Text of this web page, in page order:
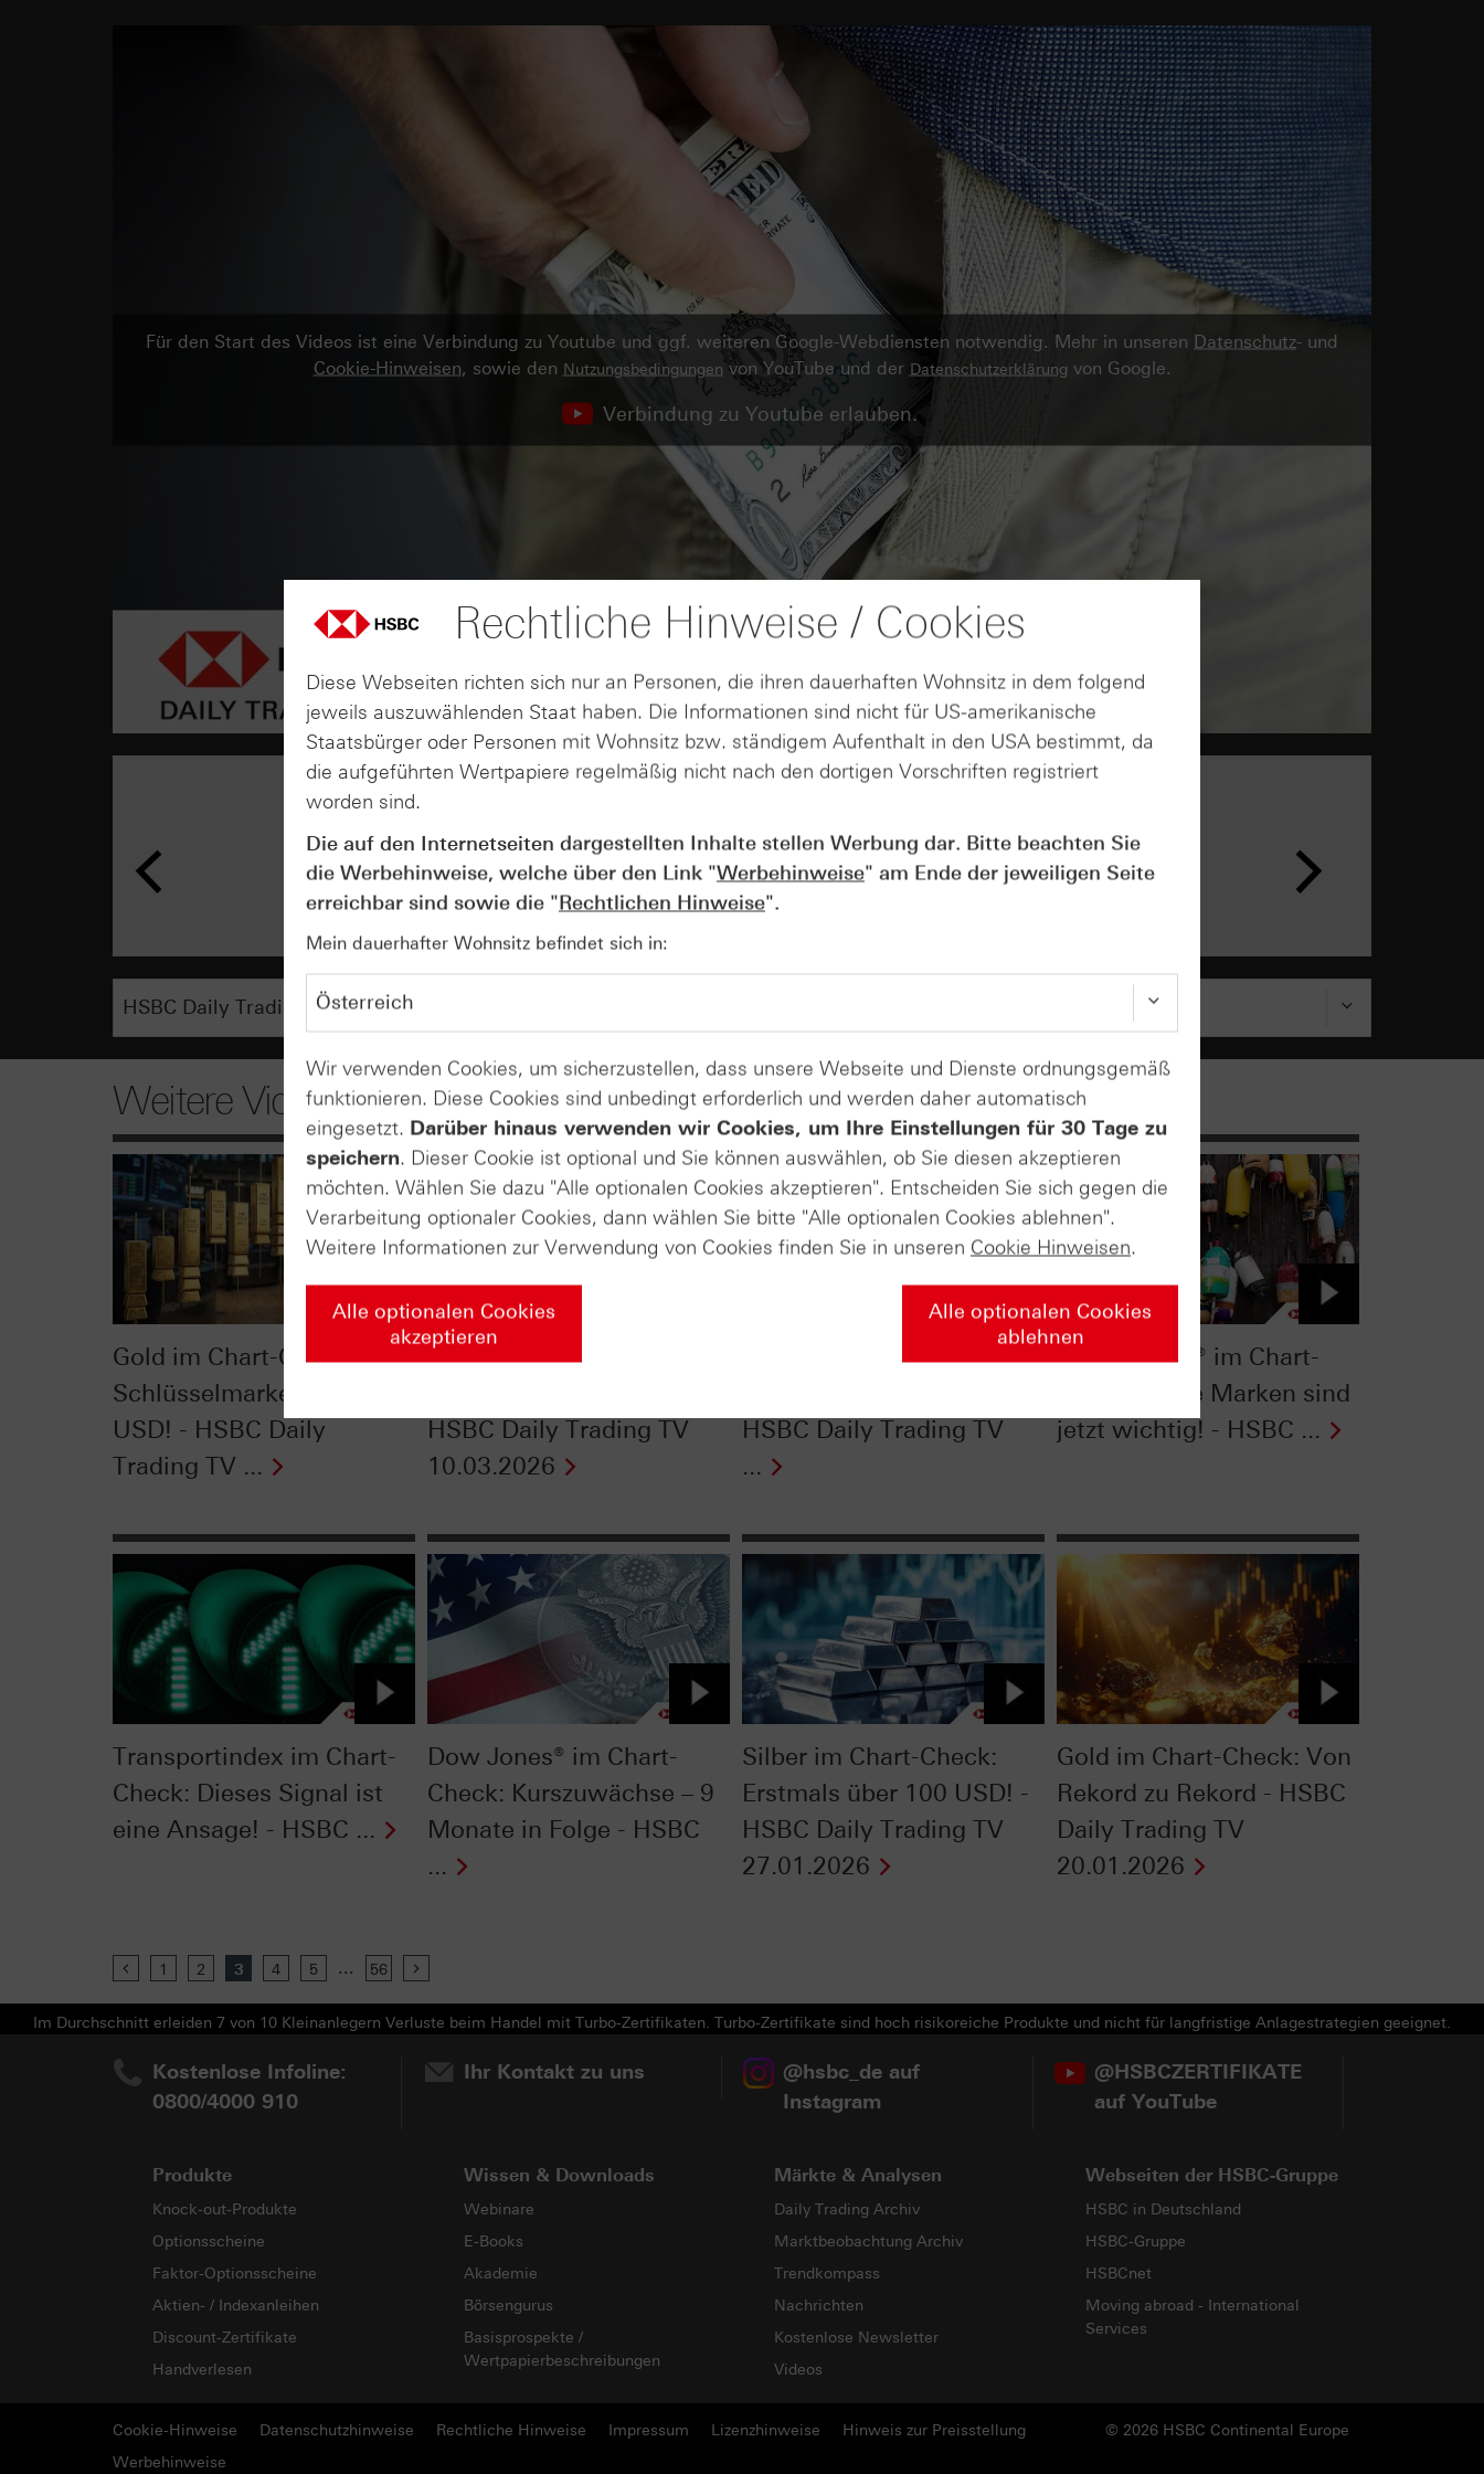
Für den Start des Videos ist eine Verbindung zu Youtube und ggf. weiteren Google-Webdiensten notwendig. Mehr in unseren Datenschutz- und
Cookie-Hinweisen, sowie den Nutzungsbedingungen von YouTube und der Datenschutzerklärung von Google.
Verbindung zu Youtube erlauben.
07
Wie lange bleibt der DAX® in
Rekordlaune? - ntv Zertifikate
07.08.26
Weitere Videos
Gold im Chart-Check:
Schlüsselmarke 5.000
USD! - HSBC Daily
Trading TV ...
VDAX® im Chart-Check:
HSBC Daily Trading TV
10.03.2026
Ölpreis im Chart-Check:
HSBC Daily Trading TV
...
Nasdaq-100® im Chart-
Check: Diese Marken sind
jetzt wichtig! - HSBC ...
Transportindex im Chart-
Check: Dieses Signal ist
eine Ansage! - HSBC ...
Dow Jones® im Chart-
Check: Kurszuwächse – 9
Monate in Folge - HSBC
...
Silber im Chart-Check:
Erstmals über 100 USD! -
HSBC Daily Trading TV
27.01.2026
Gold im Chart-Check: Von
Rekord zu Rekord - HSBC
Daily Trading TV
20.01.2026
Previous
1 2 3 4 5 ... 56
Im Durchschnitt erleiden 7 von 10 Kleinanlegern Verluste beim Handel mit Turbo-Zertifikaten. Turbo-Zertifikate sind hoch risikoreiche Produkte und nicht für langfristige Anlagestrategien geeignet.
Kostenlose Infoline:
0800/4000 910
Ihr Kontakt zu uns
@hsbc_de auf
Instagram
@HSBCZERTIFIKATE
auf YouTube
Produkte
Knock-out-Produkte
Optionsscheine
Faktor-Optionsscheine
Aktien- / Indexanleihen
Discount-Zertifikate
Handverlesen
Wissen & Downloads
Webinare
E-Books
Akademie
Börsengurus
Basisprospekte /
Wertpapierbeschreibungen
Märkte & Analysen
Daily Trading Archiv
Marktbeobachtung Archiv
Trendkompass
Nachrichten
Kostenlose Newsletter
Videos
Webseiten der HSBC-Gruppe
HSBC in Deutschland
HSBC-Gruppe
HSBCnet
Moving abroad - International
Services
Cookie-Hinweise Datenschutzhinweise Rechtliche Hinweise Impressum Lizenzhinweise © 2026 HSBC Continental Europe
Hinweis zur Preisstellung
Werbehinweise
Rechtliche Hinweise / Cookies
Diese Webseiten richten sich nur an Personen, die ihren dauerhaften Wohnsitz in dem folgend
jeweils auszuwählenden Staat haben. Die Informationen sind nicht für US-amerikanische
Staatsbürger oder Personen mit Wohnsitz bzw. ständigem Aufenthalt in den USA bestimmt, da
die aufgeführten Wertpapiere regelmäßig nicht nach den dortigen Vorschriften registriert
worden sind.
Die auf den Internetseiten dargestellten Inhalte stellen Werbung dar. Bitte beachten Sie
die Werbehinweise, welche über den Link "Werbehinweise" am Ende der jeweiligen Seite
erreichbar sind sowie die "Rechtlichen Hinweise".
Mein dauerhafter Wohnsitz befindet sich in:
Wir verwenden Cookies, um sicherzustellen, dass unsere Webseite und Dienste ordnungsgemäß
funktionieren. Diese Cookies sind unbedingt erforderlich und werden daher automatisch
eingesetzt. Darüber hinaus verwenden wir Cookies, um Ihre Einstellungen für 30 Tage zu
speichern. Dieser Cookie ist optional und Sie können auswählen, ob Sie diesen akzeptieren
möchten. Wählen Sie dazu "Alle optionalen Cookies akzeptieren". Entscheiden Sie sich gegen die
Verarbeitung optionaler Cookies, dann wählen Sie bitte "Alle optionalen Cookies ablehnen".
Weitere Informationen zur Verwendung von Cookies finden Sie in unseren Cookie Hinweisen.
Alle optionalen Cookies
akzeptieren
Alle optionalen Cookies
ablehnen